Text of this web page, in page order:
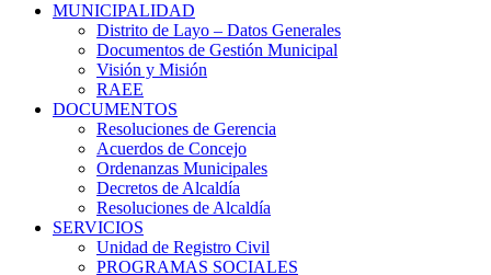
MUNICIPALIDAD
Distrito de Layo – Datos Generales
Documentos de Gestión Municipal
Visión y Misión
RAEE
DOCUMENTOS
Resoluciones de Gerencia
Acuerdos de Concejo
Ordenanzas Municipales
Decretos de Alcaldía
Resoluciones de Alcaldía
SERVICIOS
Unidad de Registro Civil
PROGRAMAS SOCIALES